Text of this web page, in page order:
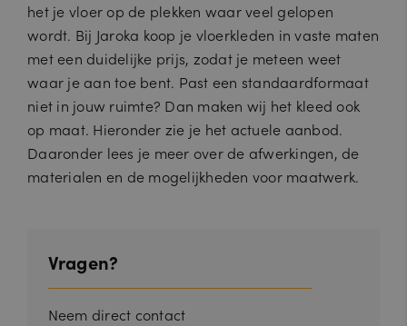
het je vloer op de plekken waar veel gelopen
wordt. Bij Jaroka koop je vloerkleden in vaste maten
met een duidelijke prijs, zodat je meteen weet
waar je aan toe bent. Past een standaardformaat
niet in jouw ruimte? Dan maken wij het kleed ook
op maat. Hieronder zie je het actuele aanbod.
Daaronder lees je meer over de afwerkingen, de
materialen en de mogelijkheden voor maatwerk.
Vragen?
Neem direct contact